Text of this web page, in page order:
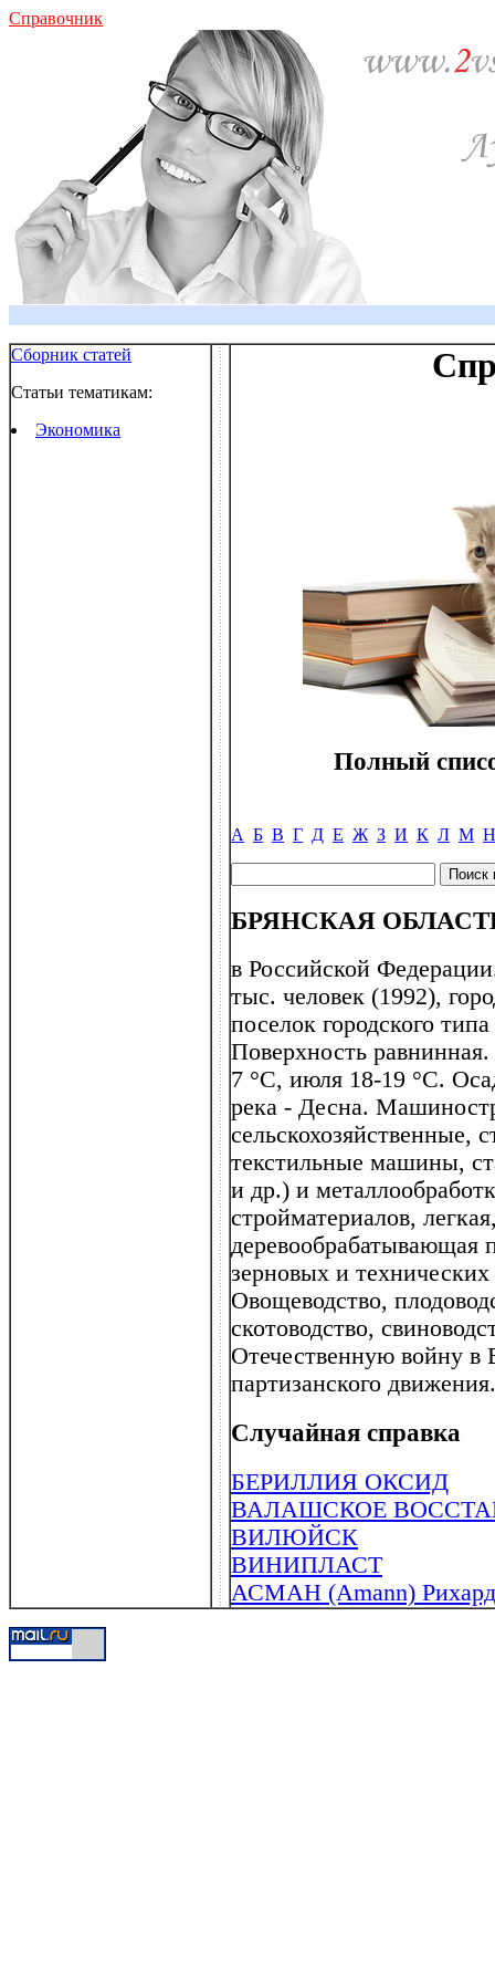
Справочник
Сборник статей
Статьи тематикам:
Экономика
Полный
А Б В Г Д Е Ж З И К Л М Н
БРЯНСКАЯ
в Российской
тыс. человек (1992),
поселок городского
Поверхность
7 °С, июля 18-19 °С.
река - Десна.
сельскохозяйственные,
текстильные машины,
и др.) и
стройматериалов,
зерновых и технических
Овощеводство,
скотоводство,
Отечественную войну в
партизанского движения.
Случайная справка
БЕРИЛЛИЯ ОКСИД
ВАЛАШСКОЕ
ВИЛЮЙСК
ВИНИПЛАСТ
АСМАН (Amann) Рихард